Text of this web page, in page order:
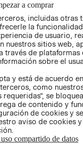
COOKIES
LIBRO DE
a comprar
incluidas otras
la
de usuario,
nuestros sitios web,
través de plataformas
sobre el
y está de acuerdo
como
se
de contenido y
de cookies y
aviso de cookies
compartido de datos